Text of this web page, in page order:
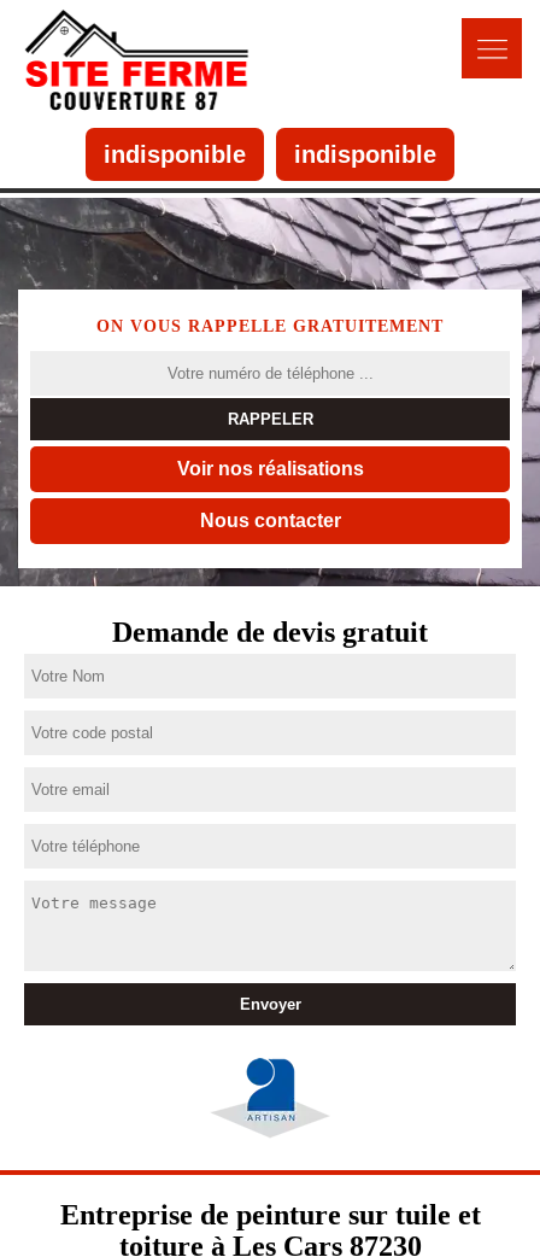
indisponible indisponible
ON VOUS RAPPELLE GRATUITEMENT
Voir nos réalisations
Nous contacter
Demande de devis gratuit
Entreprise de peinture sur tuile et
toiture à Les Cars 87230